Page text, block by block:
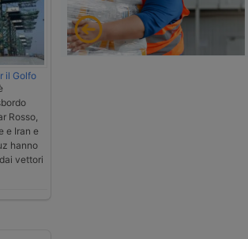
il Golfo
Rosso,
e Iran e
hanno
vettori